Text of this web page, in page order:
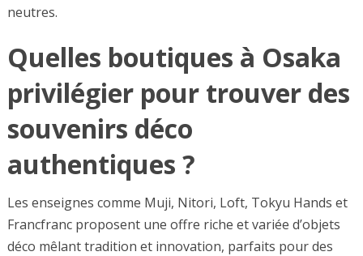
neutres.
Quelles boutiques à Osaka
privilégier pour trouver des
souvenirs déco
authentiques ?
Les enseignes comme Muji, Nitori, Loft, Tokyu Hands et
Francfranc proposent une offre riche et variée d’objets
déco mêlant tradition et innovation, parfaits pour des